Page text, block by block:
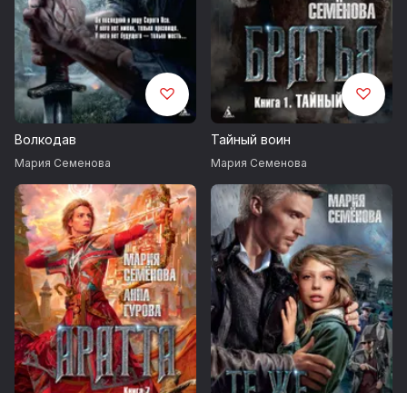
Волкодав
Мария Семенова
Тайный воин
Мария Семенова